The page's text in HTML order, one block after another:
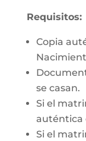
Requisitos:
Copia
se casan.
Si el
auténtica
Si el